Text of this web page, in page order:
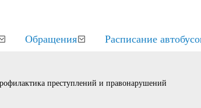
Обращения Расписание
преступлений и правонарушений